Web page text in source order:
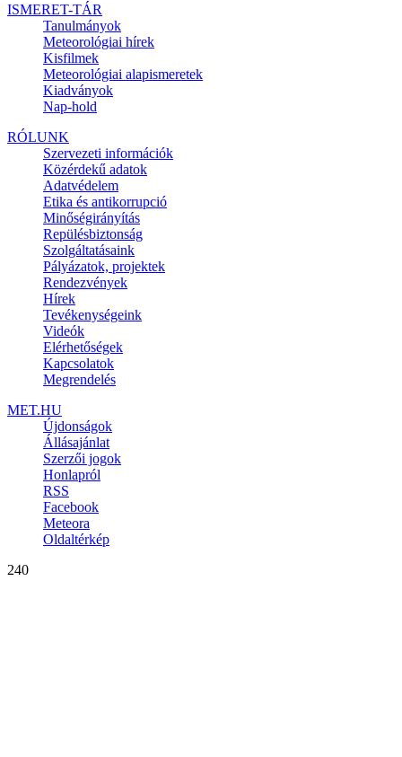
ISMERET-TÁR
Tanulmányok
Meteorológiai hírek
Kisfilmek
Meteorológiai alapismeretek
Kiadványok
Nap-hold
RÓLUNK
Szervezeti információk
Közérdekű adatok
Adatvédelem
Etika és antikorrupció
Minőségirányítás
Repülésbiztonság
Szolgáltatásaink
Pályázatok, projektek
Rendezvények
Hírek
Tevékenységeink
Videók
Elérhetőségek
Kapcsolatok
Megrendelés
MET.HU
Újdonságok
Állásajánlat
Szerzői jogok
Honlapról
RSS
Facebook
Meteora
Oldaltérkép
240